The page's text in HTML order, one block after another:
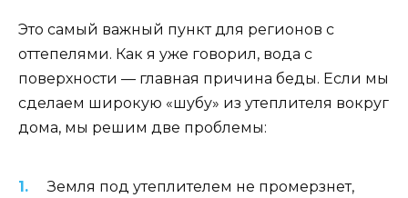
Это самый важный пункт для регионов с
оттепелями. Как я уже говорил, вода с
поверхности — главная причина беды. Если мы
сделаем широкую «шубу» из утеплителя вокруг
дома, мы решим две проблемы:
Земля под утеплителем не промерзнет,